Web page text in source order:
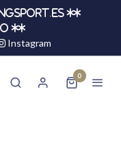
**
**
Instagram
0